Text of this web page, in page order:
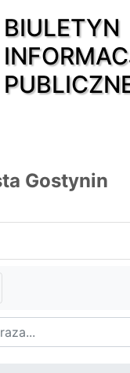
BIULETYN
Gostynin